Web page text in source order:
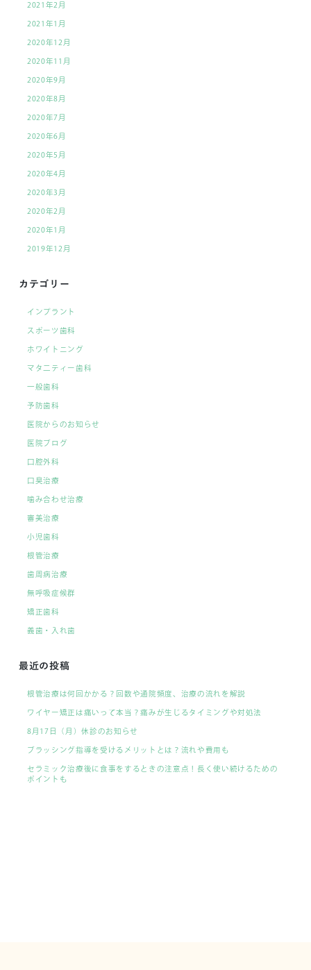
2021年2月
2021年1月
2020年12月
2020年11月
2020年9月
2020年8月
2020年7月
2020年6月
2020年5月
2020年4月
2020年3月
2020年2月
2020年1月
2019年12月
カテゴリー
インプラント
スポーツ歯科
ホワイトニング
マタ二ティー歯科
一般歯科
予防歯科
医院からのお知らせ
医院ブログ
口腔外科
口臭治療
噛み合わせ治療
審美治療
小児歯科
根管治療
歯周病治療
無呼吸症候群
矯正歯科
義歯・入れ歯
最近の投稿
根管治療は何回かかる？回数や通院頻度、治療の流れを解説
ワイヤー矯正は痛いって本当？痛みが生じるタイミングや対処法
8月17日（月）休診のお知らせ
ブラッシング指導を受けるメリットとは？流れや費用も
セラミック治療後に食事をするときの注意点！長く使い続けるための
ポイントも